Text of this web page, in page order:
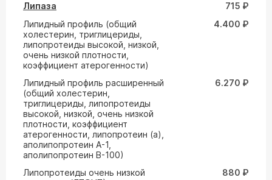
Липаза
715 ₽
Липидный профиль (общий
холестерин, триглицериды,
липопротеиды высокой, низкой,
очень низкой плотности,
коэффициент атерогенности)
4.400 ₽
Липидный профиль расширенный
(общий холестерин,
триглицериды, липопротеиды
высокой, низкой, очень низкой
плотности, коэффициент
атерогенности, липопротеин (а),
аполипопротеин А-1,
аполипопротеин В-100)
6.270 ₽
Липопротеиды очень низкой
880 ₽